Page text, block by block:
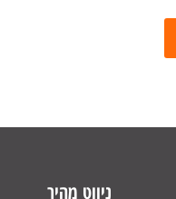
ניווט מהיר